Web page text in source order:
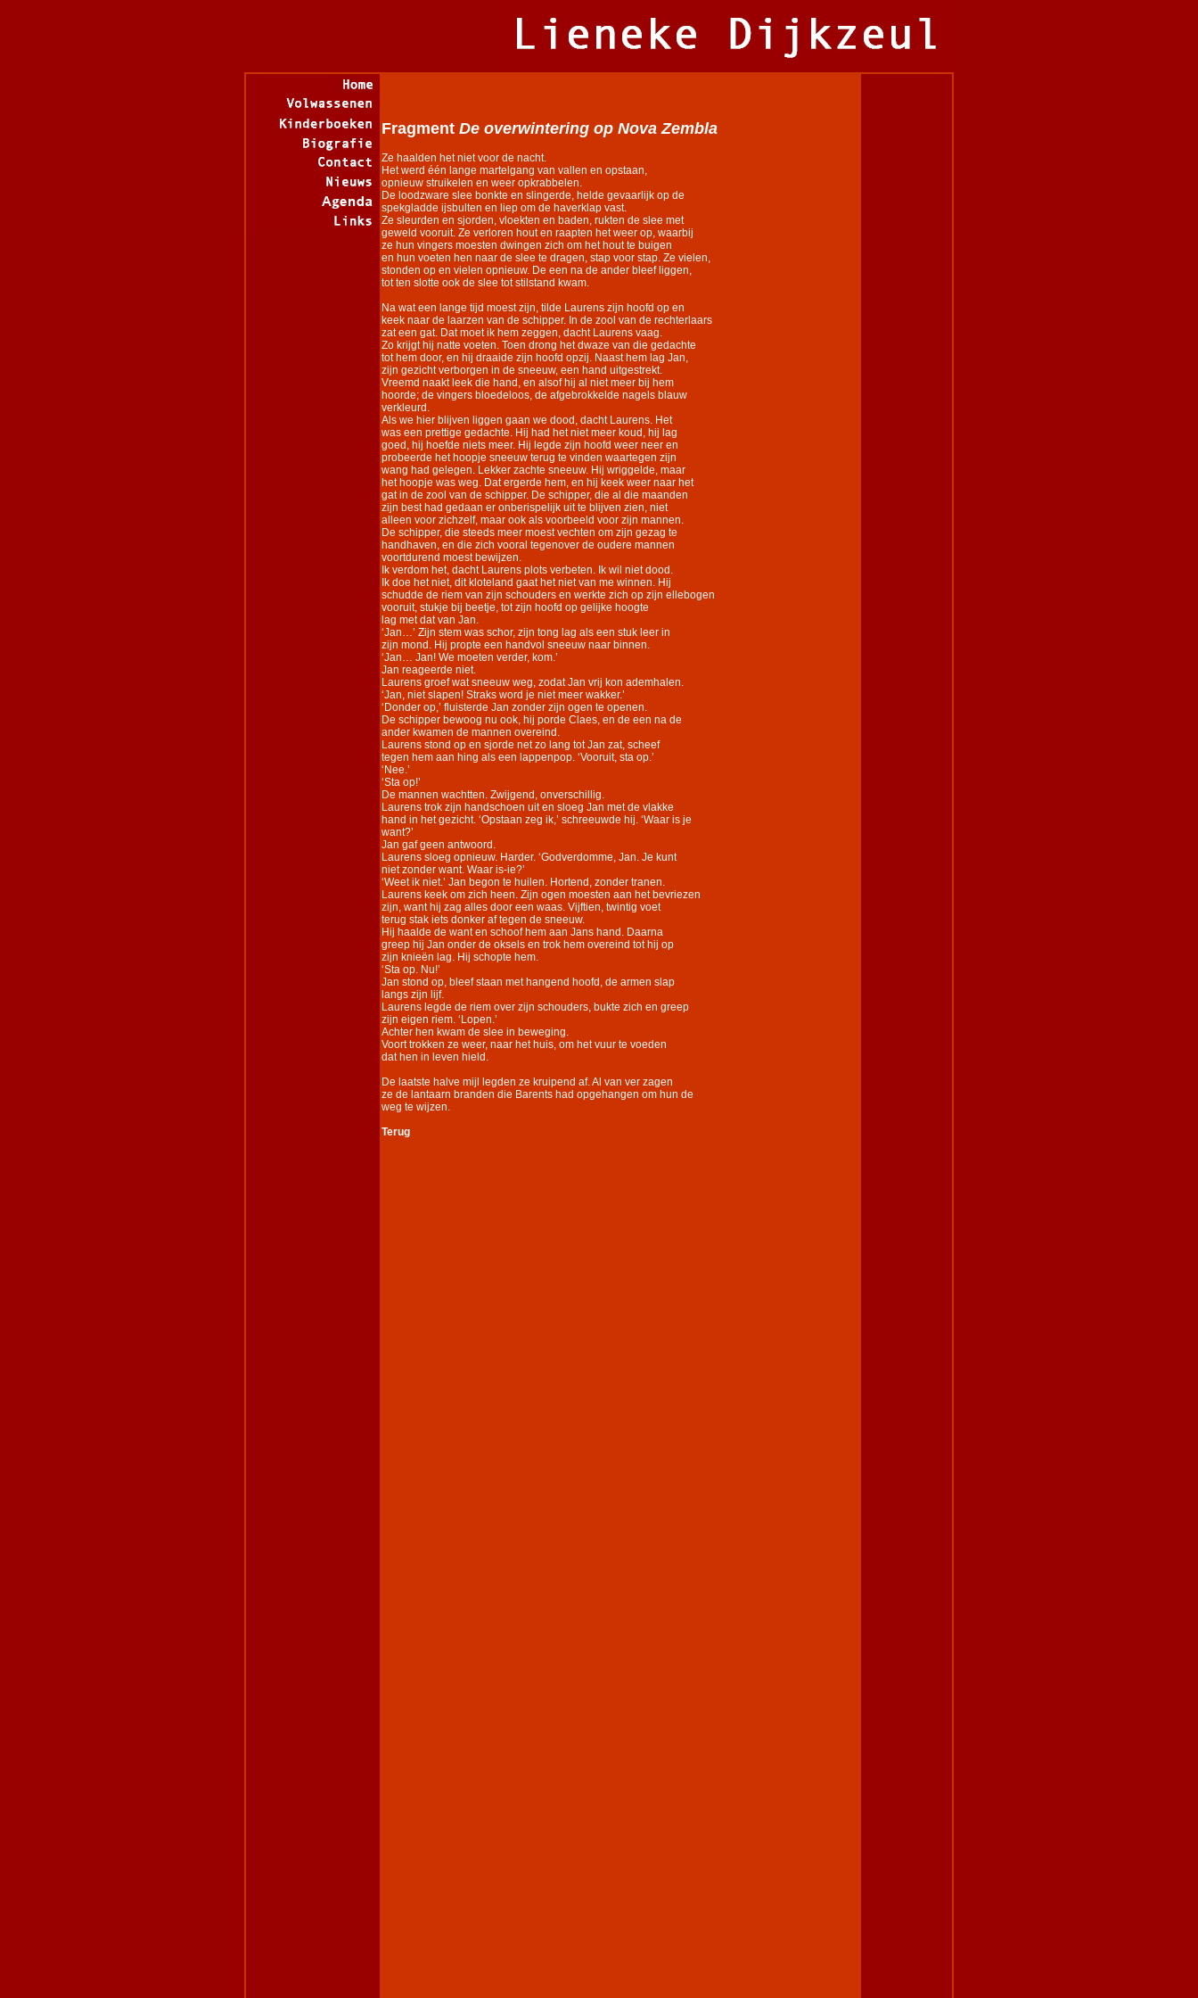
Fragment De overwintering op Nova Zembla
Ze haalden het niet voor de nacht.
Het werd één lange martelgang van vallen en opstaan,
opnieuw struikelen en weer opkrabbelen.
De loodzware slee bonkte en slingerde, helde gevaarlijk op de
spekgladde ijsbulten en liep om de haverklap vast.
Ze sleurden en sjorden, vloekten en baden, rukten de slee met
geweld vooruit. Ze verloren hout en raapten het weer op, waarbij
ze hun vingers moesten dwingen zich om het hout te buigen
en hun voeten hen naar de slee te dragen, stap voor stap. Ze vielen,
stonden op en vielen opnieuw. De een na de ander bleef liggen,
tot ten slotte ook de slee tot stilstand kwam.
Na wat een lange tijd moest zijn, tilde Laurens zijn hoofd op en
keek naar de laarzen van de schipper. In de zool van de rechterlaars
zat een gat. Dat moet ik hem zeggen, dacht Laurens vaag.
Zo krijgt hij natte voeten. Toen drong het dwaze van die gedachte
tot hem door, en hij draaide zijn hoofd opzij. Naast hem lag Jan,
zijn gezicht verborgen in de sneeuw, een hand uitgestrekt.
Vreemd naakt leek die hand, en alsof hij al niet meer bij hem
hoorde; de vingers bloedeloos, de afgebrokkelde nagels blauw
verkleurd.
Als we hier blijven liggen gaan we dood, dacht Laurens. Het
was een prettige gedachte. Hij had het niet meer koud, hij lag
goed, hij hoefde niets meer. Hij legde zijn hoofd weer neer en
probeerde het hoopje sneeuw terug te vinden waartegen zijn
wang had gelegen. Lekker zachte sneeuw. Hij wriggelde, maar
het hoopje was weg. Dat ergerde hem, en hij keek weer naar het
gat in de zool van de schipper. De schipper, die al die maanden
zijn best had gedaan er onberispelijk uit te blijven zien, niet
alleen voor zichzelf, maar ook als voorbeeld voor zijn mannen.
De schipper, die steeds meer moest vechten om zijn gezag te
handhaven, en die zich vooral tegenover de oudere mannen
voortdurend moest bewijzen.
Ik verdom het, dacht Laurens plots verbeten. Ik wil niet dood.
Ik doe het niet, dit kloteland gaat het niet van me winnen. Hij
schudde de riem van zijn schouders en werkte zich op zijn ellebogen
vooruit, stukje bij beetje, tot zijn hoofd op gelijke hoogte
lag met dat van Jan.
‘Jan…’ Zijn stem was schor, zijn tong lag als een stuk leer in
zijn mond. Hij propte een handvol sneeuw naar binnen.
‘Jan… Jan! We moeten verder, kom.’
Jan reageerde niet.
Laurens groef wat sneeuw weg, zodat Jan vrij kon ademhalen.
‘Jan, niet slapen! Straks word je niet meer wakker.’
‘Donder op,’ fluisterde Jan zonder zijn ogen te openen.
De schipper bewoog nu ook, hij porde Claes, en de een na de
ander kwamen de mannen overeind.
Laurens stond op en sjorde net zo lang tot Jan zat, scheef
tegen hem aan hing als een lappenpop. ‘Vooruit, sta op.’
‘Nee.’
‘Sta op!’
De mannen wachtten. Zwijgend, onverschillig.
Laurens trok zijn handschoen uit en sloeg Jan met de vlakke
hand in het gezicht. ‘Opstaan zeg ik,’ schreeuwde hij. ‘Waar is je
want?’
Jan gaf geen antwoord.
Laurens sloeg opnieuw. Harder. ‘Godverdomme, Jan. Je kunt
niet zonder want. Waar is-ie?’
‘Weet ik niet.’ Jan begon te huilen. Hortend, zonder tranen.
Laurens keek om zich heen. Zijn ogen moesten aan het bevriezen
zijn, want hij zag alles door een waas. Vijftien, twintig voet
terug stak iets donker af tegen de sneeuw.
Hij haalde de want en schoof hem aan Jans hand. Daarna
greep hij Jan onder de oksels en trok hem overeind tot hij op
zijn knieën lag. Hij schopte hem.
‘Sta op. Nu!’
Jan stond op, bleef staan met hangend hoofd, de armen slap
langs zijn lijf.
Laurens legde de riem over zijn schouders, bukte zich en greep
zijn eigen riem. ‘Lopen.’
Achter hen kwam de slee in beweging.
Voort trokken ze weer, naar het huis, om het vuur te voeden
dat hen in leven hield.
De laatste halve mijl legden ze kruipend af. Al van ver zagen
ze de lantaarn branden die Barents had opgehangen om hun de
weg te wijzen.
Terug